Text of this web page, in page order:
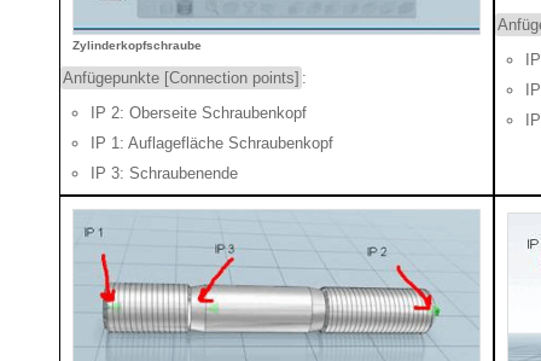
Zylinderkopfschraube
Anfügepunkte [Connection points] :
IP 2: Oberseite Schraubenkopf
IP 1: Auflagefläche Schraubenkopf
IP 3: Schraubenende